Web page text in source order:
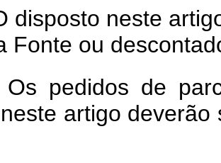
neste
Fonte ou
pedidos de
artigo